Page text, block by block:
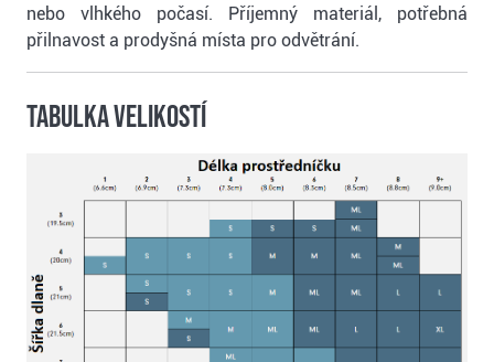
nebo vlhkého počasí. Příjemný materiál, potřebná
přilnavost a prodyšná místa pro odvětrání.
Tabulka velikostí